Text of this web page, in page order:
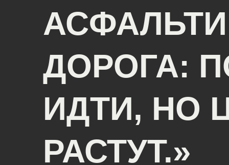
ДОРОГА:
ИДТИ, НО
РАСТУТ.»